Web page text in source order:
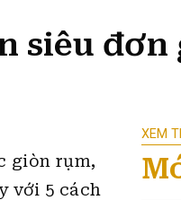
siêu
giòn rụm,
với 5 cách
XEM